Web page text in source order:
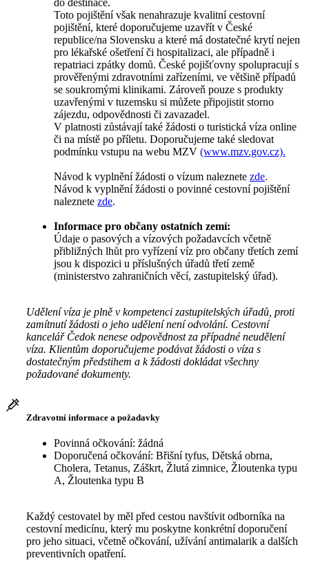
Toto pojištění však nenahrazuje kvalitní cestovní
pojištění, které doporučujeme uzavřít v České
republice/na Slovensku a které má dostatečné krytí nejen
pro lékařské ošetření či hospitalizaci, ale případně i
repatriaci zpátky domů. České pojišťovny spolupracují s
prověřenými zdravotními zařízeními, ve většině případů
se soukromými klinikami. Zároveň pouze s produkty
uzavřenými v tuzemsku si můžete připojistit storno
zájezdu, odpovědnosti či zavazadel.
V platnosti zůstávají také žádosti o turistická víza online
či na místě po příletu. Doporučujeme také sledovat
podmínku vstupu na webu MZV (www.mzv.gov.cz).
Návod k vyplnění žádosti o vízum naleznete zde.
Návod k vyplnění žádosti o povinné cestovní pojištění
naleznete zde.
Informace pro občany ostatních zemí:
Údaje o pasových a vízových požadavcích včetně
přibližných lhůt pro vyřízení víz pro občany třetích zemí
jsou k dispozici u příslušných úřadů třetí země
(ministerstvo zahraničních věcí, zastupitelský úřad).
Udělení víza je plně v kompetenci zastupitelských úřadů, proti
zamítnutí žádosti o jeho udělení není odvolání. Cestovní
kancelář Čedok nenese odpovědnost za případné neudělení
víza. Klientům doporučujeme podávat žádosti o víza s
dostatečným předstihem a k žádosti dokládat všechny
požadované dokumenty.
Zdravotní informace a požadavky
Povinná očkování: žádná
Doporučená očkování: Břišní tyfus, Dětská obrna,
Cholera, Tetanus, Záškrt, Žlutá zimnice, Žloutenka typu
A, Žloutenka typu B
Každý cestovatel by měl před cestou navštívit odborníka na
cestovní medicínu, který mu poskytne konkrétní doporučení
pro jeho situaci, včetně očkování, užívání antimalarik a dalších
preventivních opatření.